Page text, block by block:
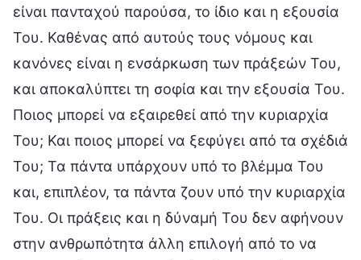
είναι πανταχού παρούσα, το ίδιο και η εξουσία
Του. Καθένας από αυτούς τους νόμους και
κανόνες είναι η ενσάρκωση των πράξεών Του,
και αποκαλύπτει τη σοφία και την εξουσία Του.
Ποιος μπορεί να εξαιρεθεί από την κυριαρχία
Του; Και ποιος μπορεί να ξεφύγει από τα σχέδιά
Του; Τα πάντα υπάρχουν υπό το βλέμμα Του
και, επιπλέον, τα πάντα ζουν υπό την κυριαρχία
Του. Οι πράξεις και η δύναμή Του δεν αφήνουν
στην ανθρωπότητα άλλη επιλογή από το να